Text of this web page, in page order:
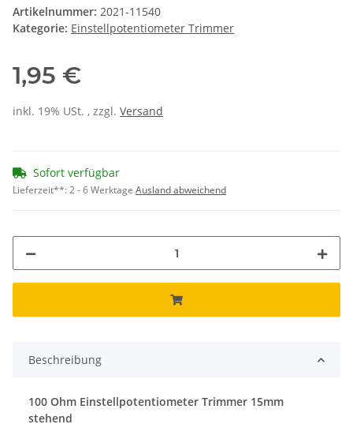
Artikelnummer: 2021-11540
Kategorie: Einstellpotentiometer Trimmer
1,95 €
inkl. 19% USt. , zzgl. Versand
Sofort verfügbar
Lieferzeit**:2 - 6 Werktage Ausland abweichend
Beschreibung
100 Ohm Einstellpotentiometer Trimmer 15mm
stehend